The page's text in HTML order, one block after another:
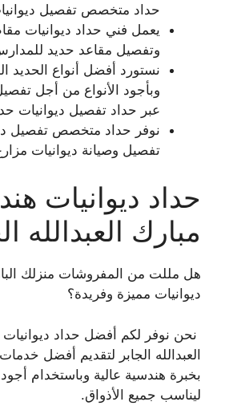
حداد متخصص تفصيل
يعمل فني حداد ديوانيات
وتفصيل مقاعد حديد
نستورد أفضل أنواع الحديد
وبأجود الأنواع من أجل
عبر حداد تفصيل ديوانيات
نوفر حداد متخصص تفصيل
تفصيل وصيانة ديوانيات
حداد ديوانيات
مبارك العبدالله
هل مللت من المفروشات منزلك
ديوانيات مميزة وفريدة؟
نحن نوفر لكم أفضل حداد
العبدالله الجابر لتقديم أفضل
بخبرة هندسية عالية وباستخدام
ليناسب جميع الأذواق.